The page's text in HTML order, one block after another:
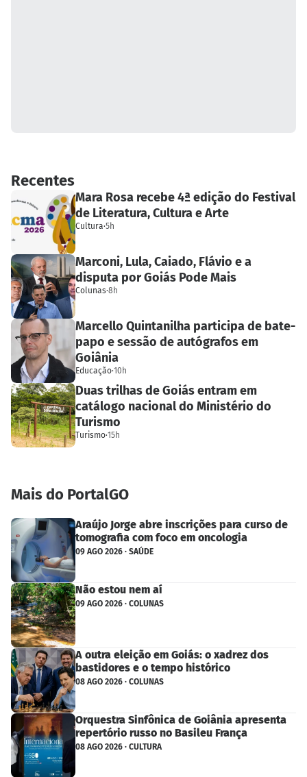
Recentes
Mara Rosa recebe 4ª edição do Festival
de Literatura, Cultura e Arte
Cultura·5h
Marconi, Lula, Caiado, Flávio e a
disputa por Goiás Pode Mais
Colunas·8h
Marcello Quintanilha participa de bate-
papo e sessão de autógrafos em
Goiânia
Educação·10h
Duas trilhas de Goiás entram em
catálogo nacional do Ministério do
Turismo
Turismo·15h
Mais do PortalGO
Araújo Jorge abre inscrições para curso de
tomografia com foco em oncologia
09 AGO 2026 · SAÚDE
Não estou nem aí
09 AGO 2026 · COLUNAS
A outra eleição em Goiás: o xadrez dos
bastidores e o tempo histórico
08 AGO 2026 · COLUNAS
Orquestra Sinfônica de Goiânia apresenta
repertório russo no Basileu França
08 AGO 2026 · CULTURA